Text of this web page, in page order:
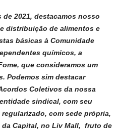
de 2021, destacamos nosso
distribuição de alimentos e
básicas à Comunidade
químicos, a
que consideramos um
Podemos sim destacar
Coletivos da nossa
sindical, com seu
com sede própria,
Capital, no Liv Mall, fruto de